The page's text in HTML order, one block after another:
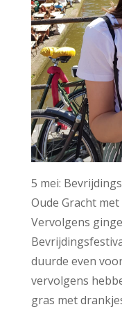
5 mei:
Oude Gracht
Vervolgens
duurde even
vervolgens
gras met